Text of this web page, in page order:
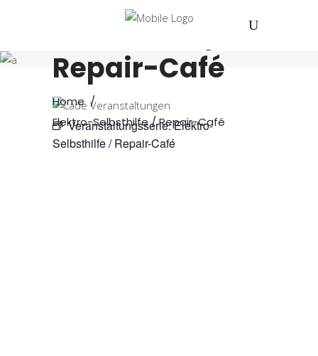
Selbsthilfe /
Repair-Café
Home/
Elektro-Selbsthilfe / Repair-Café
Veranstaltungsserie:Elektro-
Selbsthilfe / Repair-Café